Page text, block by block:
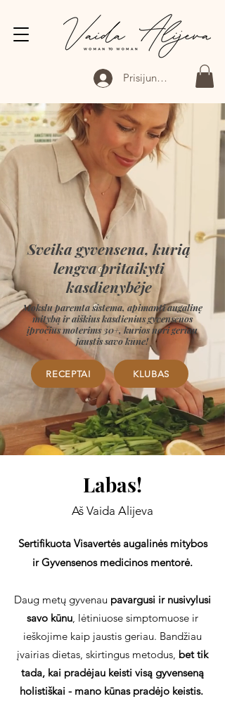
Prisijungti
Sveika gyvensena, kurią
lengva pritaikyti
kasdienybėje
Mokslu paremta sistema, apimanti augalinę
mitybą ir aiškius kasdienius gyvensenos
įpročius moterims 30+, kurios nori geriau
jaustis savo kūne!
RECEPTAI KLUBAS
Labas!
Aš Vaida Alijeva
Sertifikuota Visavertės augalinės mitybos
ir Gyvensenos medicinos mentorė.
Daug metų gyvenau pavargusi ir nusivylusi
savo kūnu, lėtiniuose simptomuose ir
ieškojime kaip jaustis geriau. Bandžiau
įvairias dietas, skirtingus metodus, bet tik
tada, kai pradėjau keisti visą gyvenseną
holistiškai - mano kūnas pradėjo keistis.